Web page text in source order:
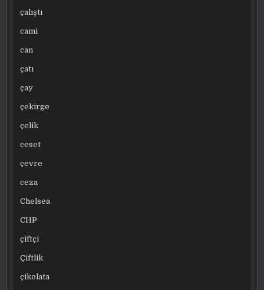
çalıştı
cami
can
çatı
çay
çekirge
çelik
ceset
çevre
ceza
Chelsea
CHP
çiftçi
Çiftlik
çikolata